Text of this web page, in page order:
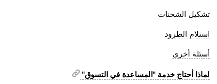
تشكيل الشحنات
استلام الطرود
أسئلة أخرى
لماذا أحتاج خدمة "المساعدة في التسوق"